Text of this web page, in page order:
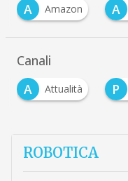
Amazon A apple
Canali
A
Attualità P
ROBOTICA